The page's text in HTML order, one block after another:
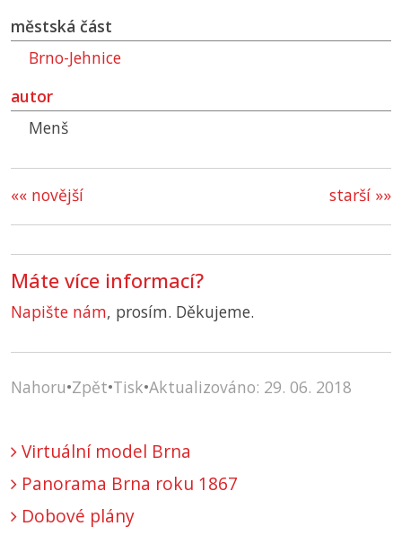
městská část
Brno-Jehnice
autor
Menš
starší »»
«« novější
Máte více informací?
Napište nám, prosím. Děkujeme.
Nahoru•Zpět•Tisk•Aktualizováno: 29. 06. 2018
Virtuální model Brna
Panorama Brna roku 1867
Dobové plány